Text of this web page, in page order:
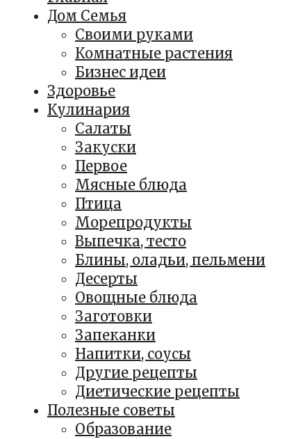
Дом Семья
Своими руками
Комнатные растения
Бизнес идеи
Здоровье
Кулинария
Салаты
Закуски
Первое
Мясные блюда
Птица
Морепродукты
Выпечка, тесто
Блины, оладьи, пельмени
Десерты
Овощные блюда
Заготовки
Запеканки
Напитки, соусы
Другие рецепты
Диетические рецепты
Полезные советы
Образование